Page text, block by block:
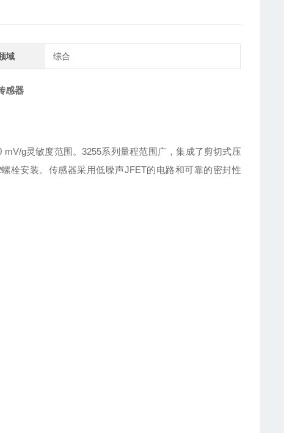
域 综合
感器
g灵敏度范围。3255系列量程范围广，集成了剪切式压
栓安装。传感器采用低噪声JFET的电路和可靠的密封性